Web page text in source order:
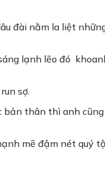
đài nằm la liệt
lạnh lẽo đó
sợ.
bản thân thì anh
mẽ đậm nét quý